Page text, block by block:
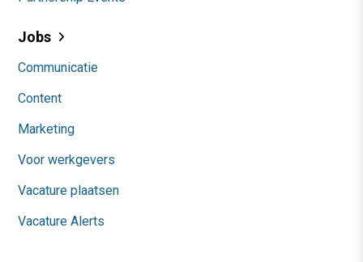
Jobs
Communicatie
Content
Marketing
Voor werkgevers
Vacature plaatsen
Vacature Alerts